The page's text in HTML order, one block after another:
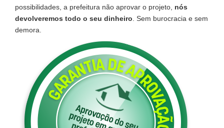
possibilidades, a prefeitura não aprovar o projeto, nós
devolveremos todo o seu dinheiro . Sem burocracia e sem
demora.